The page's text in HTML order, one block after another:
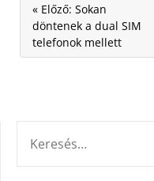
« Előző: Sokan
döntenek a dual SIM
telefonok mellett